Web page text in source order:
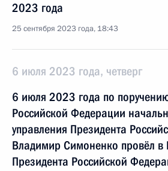
2023 года
25 сентября 2023 года, 18:43
6 июля 2023 года, четверг
6 июля 2023 года по
Российской Федерации
управления Президента
Владимир Симоненко провёл в
Президента Российской